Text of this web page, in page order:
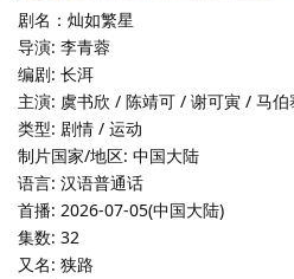
剧名：灿如繁星
导演: 李青蓉
编剧: 长洱
主演: 虞书欣 / 陈靖可 / 谢可寅 / 马伯
类型: 剧情 / 运动
制片国家/地区: 中国大陆
语言: 汉语普通话
首播: 2026-07-05(中国大陆)
集数: 32
又名: 狭路